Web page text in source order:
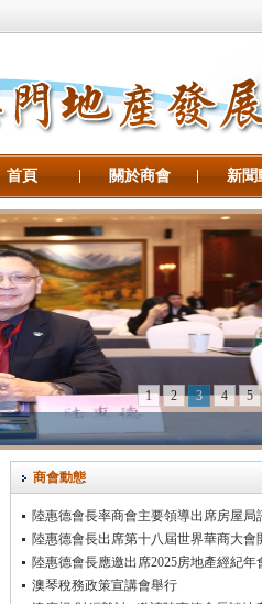
首頁 關於商會 新聞
1 2 3 4 5
商會動態
陸惠德會長率商會主要領導出席房屋局
陸惠德會長出席第十八屆世界華商大會
陸惠德會長應邀出席2025房地產經紀年
澳琴稅務政策宣講會舉行